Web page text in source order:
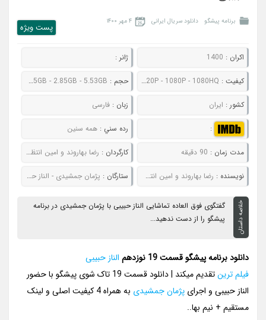
برنامه پیشگو دانلود سریال ایرانی ۴ مهر ۱۴۰۰
پست ويژه
اکران : 1400 ژانر :
کيفيت : 480P - 720P - 1080P - 1080HQ حجم : 463MB - 832MB - 1.35GB - 2.85GB - 5.53GB
کشور : ایران زبان : فارسی
: رده سني : همه سنین
مدت زمان : 90 دقیقه کارگردان : رضا بهاروند و امين انتظاری
نويسنده : رضا بهاروند و امين انتظاری ستارگان : پژمان جمشیدی - الناز حبیبی
خلاصه داستان
گفتگوی فوق العاده تماشایی الناز حبیبی با پژمان جمشیدی در برنامه
پیشگو را از دست ندهید...
دانلود برنامه پیشگو قسمت 19 نوزدهم
الناز حبیبی
فیلم ترین
تقدیم میکند | دانلود قسمت 19 تاک شوی پیشگو با حضور
الناز حبیبی و اجرایپژمان جمشیدی
به همراه 4 کیفیت اصلی و لینک
مستقیم + نیم بها..